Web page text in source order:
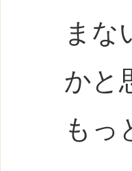
まな
かと
もっ